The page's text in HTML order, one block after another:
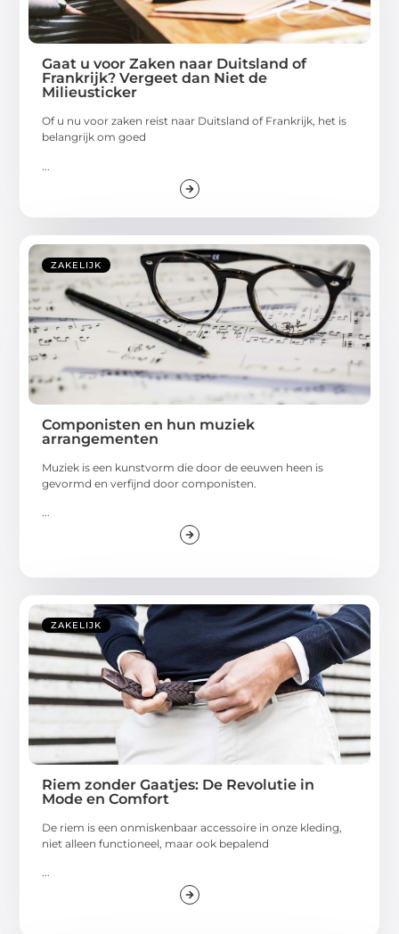
Gaat u voor Zaken naar Duitsland of
Frankrijk? Vergeet dan Niet de
Milieusticker
Of u nu voor zaken reist naar Duitsland of Frankrijk, het is
belangrijk om goed
ZAKELIJK
Componisten en hun muziek
arrangementen
Muziek is een kunstvorm die door de eeuwen heen is
gevormd en verfijnd door componisten.
...
ZAKELIJK
Riem zonder Gaatjes: De Revolutie in
Mode en Comfort
De riem is een onmiskenbaar accessoire in onze kleding,
niet alleen functioneel, maar ook bepalend
...